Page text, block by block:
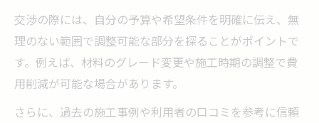
交渉の際には、自分の予算や希望条件を明確に伝え、無
理のない範囲で調整可能な部分を探ることがポイントで
す。例えば、材料のグレード変更や施工時期の調整で費
用削減が可能な場合があります。
さらに、過去の施工事例や利用者の口コミを参考に信頼